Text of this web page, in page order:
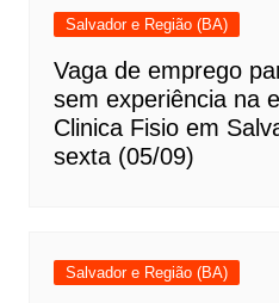
Salvador e Região (BA)
Vaga de emprego
sem experiência na
Clinica Fisio em
sexta (05/09)
Salvador e Região (BA)